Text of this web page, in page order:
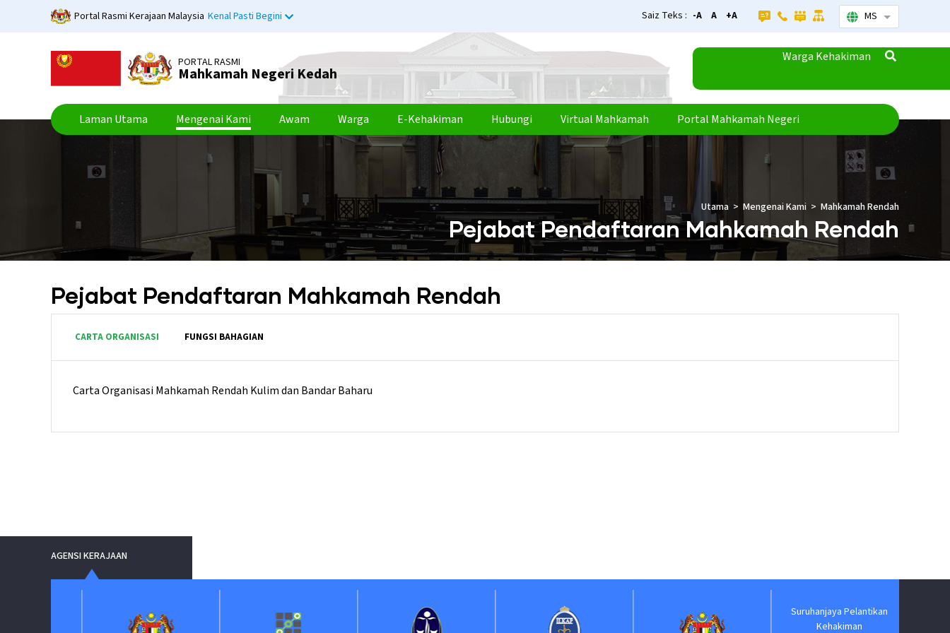
Portal Rasmi Kerajaan Malaysia Kenal Pasti Begini Saiz Teks : -A A +A MS Senarai
PORTAL RASMI
Mahkamah Negeri Kedah
Warga Kehakiman
Laman Utama Mengenai Kami Awam Warga E-Kehakiman Hubungi Virtual Mahkamah Portal Mahkamah Negeri
Pejabat Pendaftaran Mahkamah Rendah
Utama Mengenai Kami Mahkamah Rendah
Pejabat Pendaftaran Mahkamah Rendah
CARTA ORGANISASI FUNGSI BAHAGIAN
Carta Organisasi Mahkamah Rendah Kulim dan Bandar Baharu
AGENSI KERAJAAN
Suruhanjaya Pelantikan
Kehakiman